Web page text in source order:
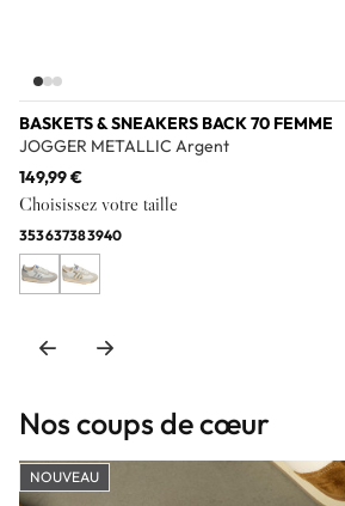
BASKETS & SNEAKERS BACK 70 FEMME
JOGGER METALLIC Argent
149,99 €
Choisissez votre taille
353637383940
Nos coups de cœur
NOUVEAU